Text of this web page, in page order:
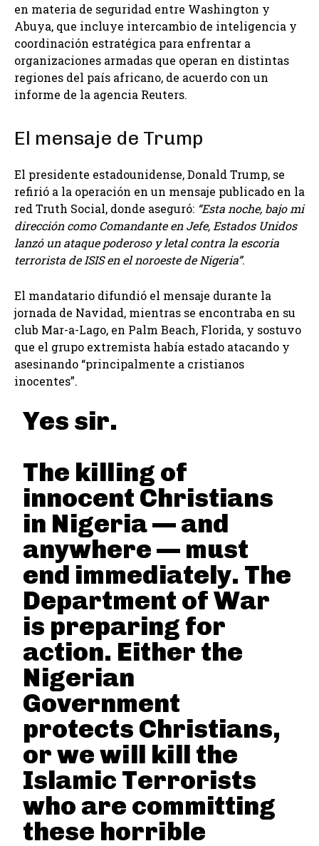
en materia de seguridad entre Washington y
Abuya, que incluye intercambio de inteligencia y
coordinación estratégica para enfrentar a
organizaciones armadas que operan en distintas
regiones del país africano, de acuerdo con un
informe de la agencia Reuters.
El mensaje de Trump
El presidente estadounidense, Donald Trump, se
refirió a la operación en un mensaje publicado en la
red Truth Social, donde aseguró: “Esta noche, bajo mi
dirección como Comandante en Jefe, Estados Unidos
lanzó un ataque poderoso y letal contra la escoria
terrorista de ISIS en el noroeste de Nigeria”.
El mandatario difundió el mensaje durante la
jornada de Navidad, mientras se encontraba en su
club Mar-a-Lago, en Palm Beach, Florida, y sostuvo
que el grupo extremista había estado atacando y
asesinando “principalmente a cristianos
inocentes”.
Yes sir.
The killing of
innocent Christians
in Nigeria — and
anywhere — must
end immediately. The
Department of War
is preparing for
action. Either the
Nigerian
Government
protects Christians,
or we will kill the
Islamic Terrorists
who are committing
these horrible